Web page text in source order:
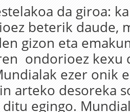
da giroa:
beterik daude,
gizon eta
ondorioez kexu
ezer onik
arteko desoreka
egingo.